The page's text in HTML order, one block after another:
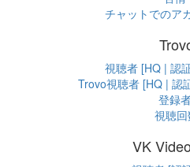
チャットでのア
視聴者 [HQ | 認
Trovo視聴者 [HQ | 認
登録
視聴回
VK